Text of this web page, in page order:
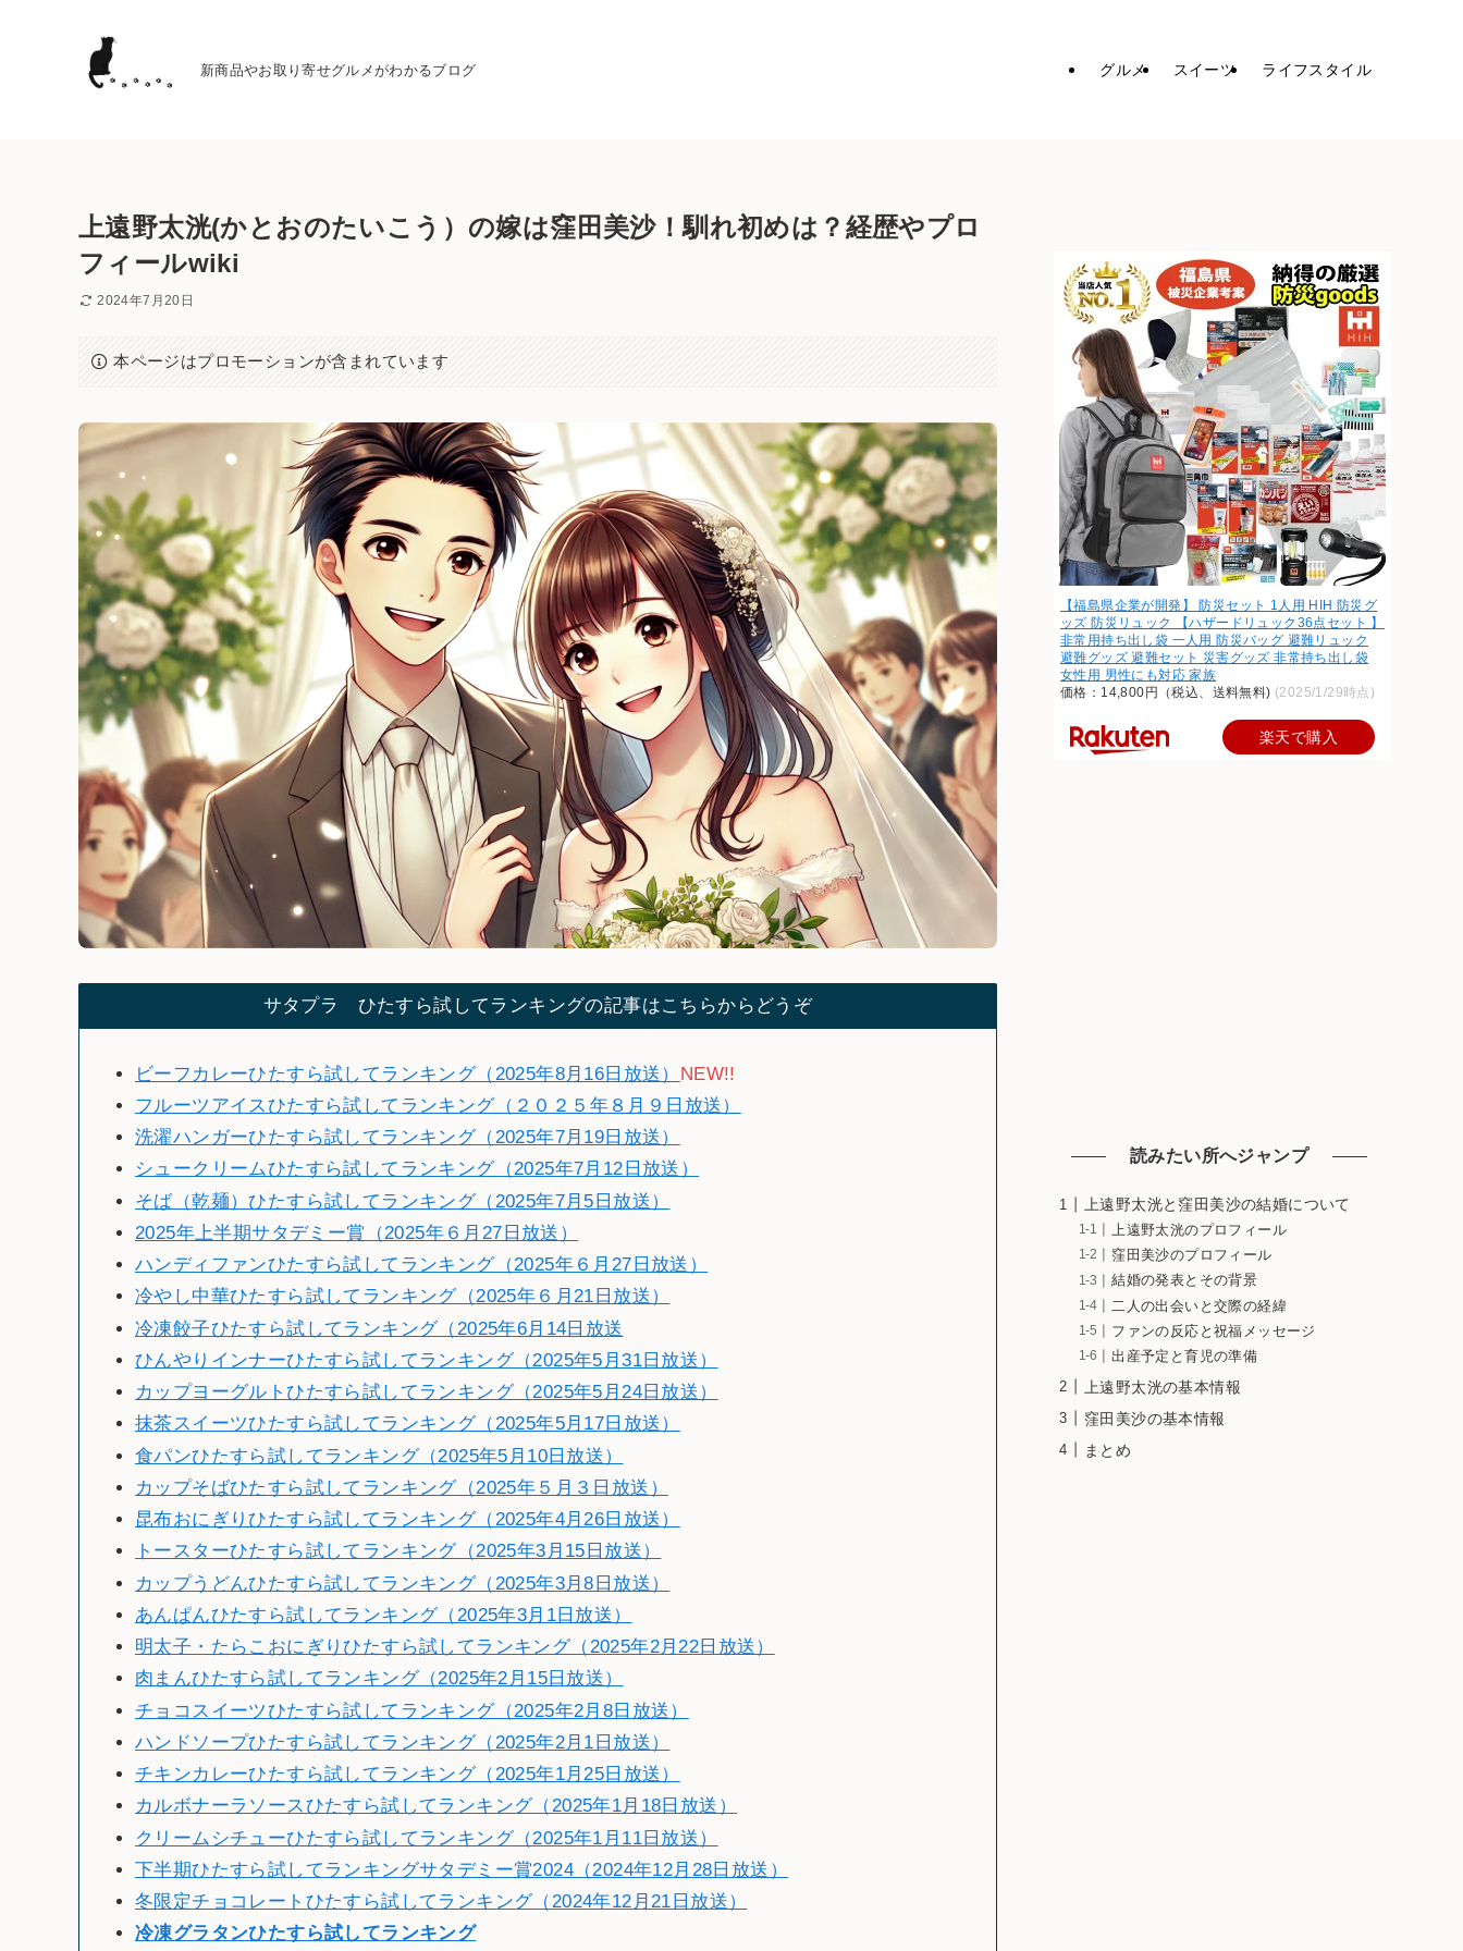
新商品やお取り寄せグルメがわかるブログ グルメ スイーツ ライフスタイル
上遠野太洸(かとおのたいこう）の嫁は窪田美沙！馴れ初めは？経歴やプロ
フィールwiki
2024年7月20日
本ページはプロモーションが含まれています
サタプラ ひたすら試してランキングの記事はこちらからどうぞ
ビーフカレーひたすら試してランキング（2025年8月16日放送） NEW!!
フルーツアイスひたすら試してランキング（２０２５年８月９日放送）
洗濯ハンガーひたすら試してランキング（2025年7月19日放送）
シュークリームひたすら試してランキング（2025年7月12日放送）
そば（乾麺）ひたすら試してランキング（2025年7月5日放送）
2025年上半期サタデミー賞（2025年６月27日放送）
ハンディファンひたすら試してランキング（2025年６月27日放送）
冷やし中華ひたすら試してランキング（2025年６月21日放送）
冷凍餃子ひたすら試してランキング（2025年6月14日放送
ひんやりインナーひたすら試してランキング（2025年5月31日放送）
カップヨーグルトひたすら試してランキング（2025年5月24日放送）
抹茶スイーツひたすら試してランキング（2025年5月17日放送）
食パンひたすら試してランキング（2025年5月10日放送）
カップそばひたすら試してランキング（2025年５月３日放送）
昆布おにぎりひたすら試してランキング（2025年4月26日放送）
トースターひたすら試してランキング（2025年3月15日放送）
カップうどんひたすら試してランキング（2025年3月8日放送）
あんぱんひたすら試してランキング（2025年3月1日放送）
明太子・たらこおにぎりひたすら試してランキング（2025年2月22日放送）
肉まんひたすら試してランキング（2025年2月15日放送）
チョコスイーツひたすら試してランキング（2025年2月8日放送）
ハンドソープひたすら試してランキング（2025年2月1日放送）
チキンカレーひたすら試してランキング（2025年1月25日放送）
カルボナーラソースひたすら試してランキング（2025年1月18日放送）
クリームシチューひたすら試してランキング（2025年1月11日放送）
下半期ひたすら試してランキングサタデミー賞2024（2024年12月28日放送）
冬限定チョコレートひたすら試してランキング（2024年12月21日放送）
冷凍グラタンひたすら試してランキング
【福島県企業が開発】 防災セット 1人用 HIH 防災グ
ッズ 防災リュック 【ハザードリュック36点セット 】
非常用持ち出し袋 一人用 防災バッグ 避難リュック
避難グッズ 避難セット 災害グッズ 非常持ち出し袋
女性用 男性にも対応 家族
価格：14,800円（税込、送料無料) (2025/1/29時点)
楽天で購入
読みたい所へジャンプ
上遠野太洸と窪田美沙の結婚について
上遠野太洸のプロフィール
窪田美沙のプロフィール
結婚の発表とその背景
二人の出会いと交際の経緯
ファンの反応と祝福メッセージ
出産予定と育児の準備
上遠野太洸の基本情報
窪田美沙の基本情報
まとめ